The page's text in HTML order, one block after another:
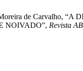
Moreira de Carvalho,
NOIVADO”, Revista